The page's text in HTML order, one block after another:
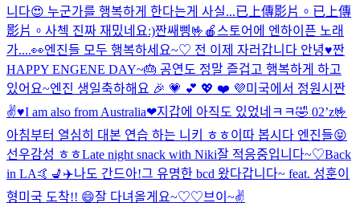
니다😍 누군가를 행복하게 한다는게 사실...已上傳影片。 已上傳
影片。 사첵 진짜 재밌네요:)짠쌔삥🤟 🍎스토어에 엔하이픈 노래
가....👀엔진들 모두 행복하세요~♡ 전 이제 자러갑니다 안녕♥️짠
HAPPY ENGENE DAY~🎂 공연도 정말 즐겁고 행복하게 하고
있어요~엔진 생일축하해요 🎉 💗 💕 💖 ❤️ 💜미국에서 정원시 짠
✌️♥️I am also from Australia❤︎지갑에 아직도 있었네ㅋㅋ🤣 02’z🤟
아침부터 열심히 대본 연습 하는 니키 ㅎㅎ이따 봅시다 엔진들😝
선우감성 ㅎㅎLate night snack with Niki잘 적응중입니다~♡Back
in LA🤙 💺✈️나도 간드아!그 유명한 bcd 왔다갑니다~ feat. 성훈이
형미국 도착!! 😄잘 다녀올게요~♡♡브이~✌️